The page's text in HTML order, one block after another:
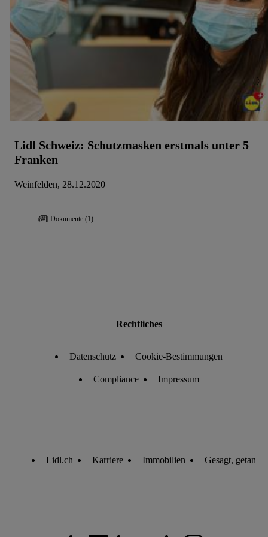
Lidl Schweiz: Schutzmasken erstmals unter 5
Franken
Weinfelden, 28.12.2020
Dokumente:(1)
Rechtliches
Datenschutz Cookie-Bestimmungen
Compliance Impressum
Lidl.ch Karriere Immobilien Gesagt, getan
Die Impressen findest du hier.